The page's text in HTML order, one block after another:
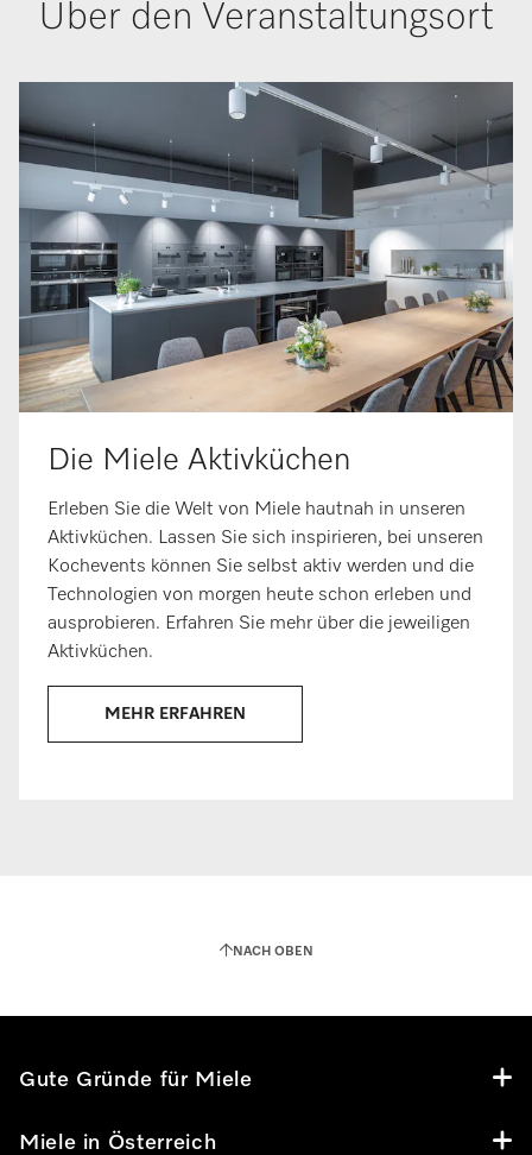
Über den Veranstaltungsort
Die Miele Aktivküchen
Erleben Sie die Welt von Miele hautnah in unseren
Aktivküchen. Lassen Sie sich inspirieren, bei unseren
Kochevents können Sie selbst aktiv werden und die
Technologien von morgen heute schon erleben und
ausprobieren. Erfahren Sie mehr über die jeweiligen
Aktivküchen.
MEHR ERFAHREN
NACH OBEN
Gute Gründe für Miele
Miele in Österreich